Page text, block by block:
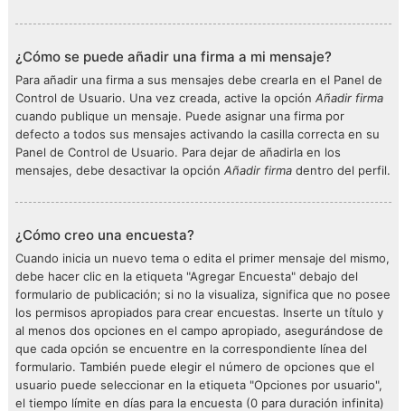
¿Cómo se puede añadir una firma a mi mensaje?
Para añadir una firma a sus mensajes debe crearla en el Panel de
Control de Usuario. Una vez creada, active la opción Añadir firma
cuando publique un mensaje. Puede asignar una firma por
defecto a todos sus mensajes activando la casilla correcta en su
Panel de Control de Usuario. Para dejar de añadirla en los
mensajes, debe desactivar la opción Añadir firma dentro del perfil.
¿Cómo creo una encuesta?
Cuando inicia un nuevo tema o edita el primer mensaje del mismo,
debe hacer clic en la etiqueta "Agregar Encuesta" debajo del
formulario de publicación; si no la visualiza, significa que no posee
los permisos apropiados para crear encuestas. Inserte un título y
al menos dos opciones en el campo apropiado, asegurándose de
que cada opción se encuentre en la correspondiente línea del
formulario. También puede elegir el número de opciones que el
usuario puede seleccionar en la etiqueta "Opciones por usuario",
el tiempo límite en días para la encuesta (0 para duración infinita)